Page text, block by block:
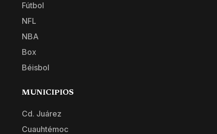
Fútbol
NFL
NBA
Box
Béisbol
MUNICIPIOS
Cd. Juárez
Cuauhtémoc